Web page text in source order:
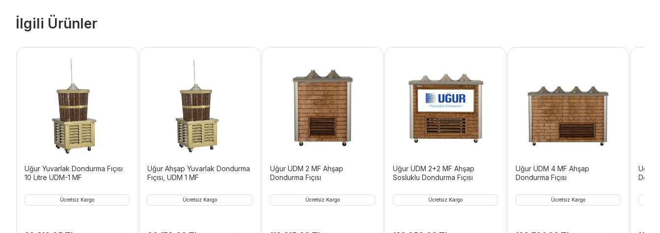
İlgili Ürünler
Uğur Yuvarlak Dondurma Fıçısı
10 Litre UDM-1 MF
Ücretsiz Kargo
Uğur Ahşap Yuvarlak Dondurma
Fıçısı, UDM 1 MF
Ücretsiz Kargo
Uğur UDM 2 MF Ahşap
Dondurma Fıçısı
Ücretsiz Kargo
Uğur UDM 2+2 MF Ahşap
Sosluklu Dondurma Fıçısı
Ücretsiz Kargo
Uğur UDM 4 MF Ahşap
Dondurma Fıçısı
Ücretsiz Kargo
Uğur